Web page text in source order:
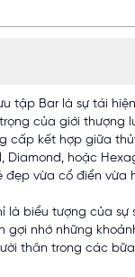
tập Bar là sự tái
của giới thượng
cấp kết hợp giữa
hoặc
đẹp vừa cổ điển vừa
là biểu tượng của sự
gợi nhớ những
thân trong các